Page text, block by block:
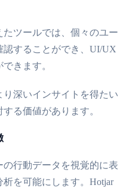
ツールでは、個々のユー
することができ、UI/UX
きます。
深いインサイトを得たい
る価値があります。
行動データを視覚的に表
を可能にします。Hotjar